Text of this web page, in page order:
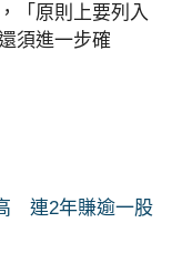
「原則上要列入
須進一步確
連2年賺逾一股